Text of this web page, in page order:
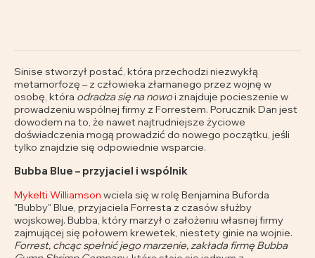
Sinise stworzył postać, która przechodzi niezwykłą
metamorfozę – z człowieka złamanego przez wojnę w
osobę, która odradza się na nowoi znajduje pocieszenie w
prowadzeniu wspólnej firmy z Forrestem. Porucznik Dan jest
dowodem na to, że nawet najtrudniejsze życiowe
doświadczenia mogą prowadzić do nowego początku, jeśli
tylko znajdzie się odpowiednie wsparcie.
Bubba Blue – przyjaciel i wspólnik
Mykelti Williamson wciela się w rolę Benjamina Buforda
"Bubby" Blue, przyjaciela Forresta z czasów służby
wojskowej. Bubba, który marzył o założeniu własnej firmy
zajmującej się połowem krewetek, niestety ginie na wojnie.
Forrest, chcąc spełnić jego marzenie, zakłada firmę Bubba